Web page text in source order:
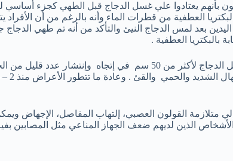
من 1/5 الطهاه يقولون بأنهم يعتادوا علي غسل الدجاج قبل الطهي كجزء
العطفية من قطرات الماء وأنه بالرغم من أن الأفراد
بعد لمس الدجاج النيئ والتأكد من أنه تم طهي الدجاج
بالبكتريا العطفية .
قد تنتشر البكتريا الموجودة في مياه غسل الدجاج لأكثر من 50 سم في إتجاه
متلازمة القولون العصبي، إلتهاب المفاصل، الإجهاض
الذين لديهم ضعف الجهاز المناعي مثل المصابين